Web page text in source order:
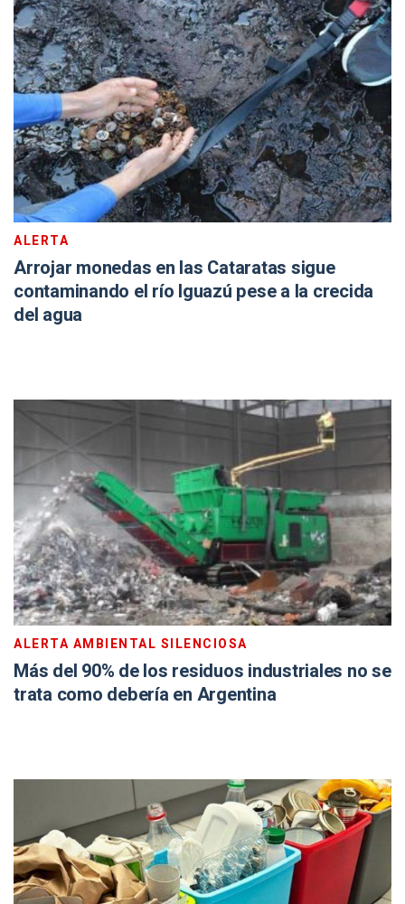
ALERTA
Arrojar monedas en las Cataratas sigue
contaminando el río Iguazú pese a la crecida
del agua
ALERTA AMBIENTAL SILENCIOSA
Más del 90% de los residuos industriales no se
trata como debería en Argentina